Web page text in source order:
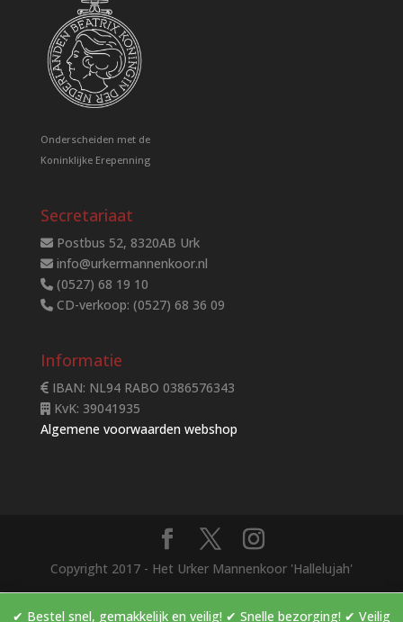
✔ Bestel snel, gemakkelijk en veilig! ✔ Snelle bezorging! ✔ Veilig
Onderscheiden met de
Koninklijke Erepenning
Secretariaat
Postbus 52, 8320AB Urk
info@urkermannenkoor.nl
(0527) 68 19 10
CD-verkoop: (0527) 68 36 09
Informatie
IBAN: NL94 RABO 0386576343
KvK: 39041935
Algemene voorwaarden webshop
Copyright 2017 - Het Urker Mannenkoor 'Hallelujah'